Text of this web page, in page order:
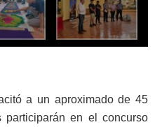
a un aproximado de 45
participarán en el concurso